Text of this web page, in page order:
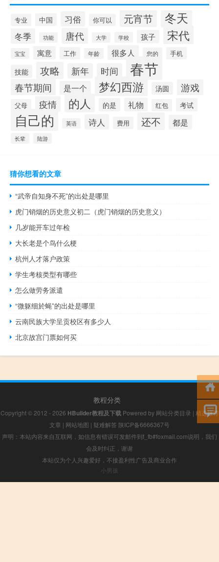
专业 中国 习俗 你可以 元宵节 冬天
冬季 功能 唐代 大学 学校 孩子 宋代
宝宝 寓意 工作 年龄 很多人 您的 手机
技能 攻略 新年 时间 春节
春节期间 是一个 梦幻西游 汤圆 游戏
父母 疫情 的人 的是 礼物 红包 考试
自己的 英语 诗人 费用 还不 都是
长辈 陆游
猜你想看的文章
“武帝自知身不死”的出处是哪里
虎门销烟的历史意义初二（虎门销烟的历史意义）
几岁能开车过年检
大长老是个鸟什么梗
杭州人才落户政策
学生考核类型有哪些
怎么做劳务派遣
“微躯细於蝇”的出处是哪里
云南民族大学呈贡校区有多少人
北京故宫门票如何买
教程分类
Copyright © 2012 - 2026 HBuilder教程及下载Powered by 网站分类目录 | 精选推荐
文章 | 网站地图 | 疑难解答 陕ICP备6666367号
声明：本站内容来自互联网，如信息有错误可发邮件到f_fb#foxmail.com说明，我们
会及时纠正，谢谢
本站仅为个人兴趣爱好，不接盈利性广告及商业合作
小男孩